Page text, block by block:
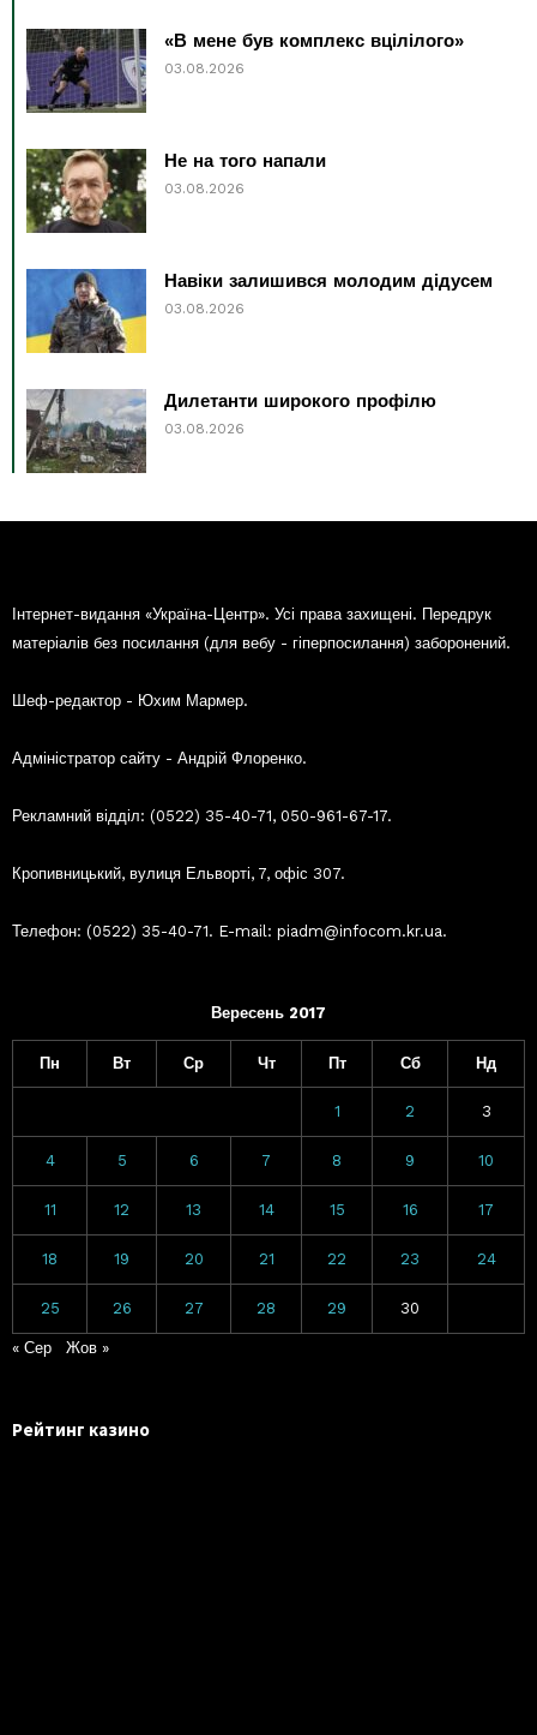
«В мене був комплекс вцілілого»
03.08.2026
Не на того напали
03.08.2026
Навіки залишився молодим дідусем
03.08.2026
Дилетанти широкого профілю
03.08.2026
Інтернет-видання «Україна-Центр». Усі права захищені. Передрук
матеріалів без посилання (для вебу - гіперпосилання) заборонений.
Шеф-редактор - Юхим Мармер.
Адміністратор сайту - Андрій Флоренко.
Рекламний відділ: (0522) 35-40-71, 050-961-67-17.
Кропивницький, вулиця Ельворті, 7, офіс 307.
Телефон: (0522) 35-40-71. E-mail: piadm@infocom.kr.ua.
Вересень 2017
Пн Вт Ср Чт Пт Сб Нд
1 2 3
4 5 6 7 8 9 10
11 12 13 14 15 16 17
18 19 20 21 22 23 24
25 26 27 28 29 30
« Сер Жов »
Рейтинг казино